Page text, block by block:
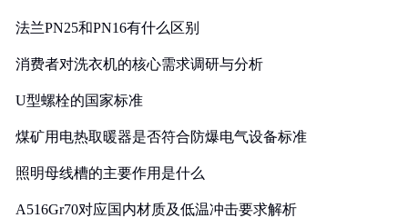
法兰PN25和PN16有什么区别
消费者对洗衣机的核心需求调研与分析
U型螺栓的国家标准
煤矿用电热取暖器是否符合防爆电气设备标准
照明母线槽的主要作用是什么
A516Gr70对应国内材质及低温冲击要求解析